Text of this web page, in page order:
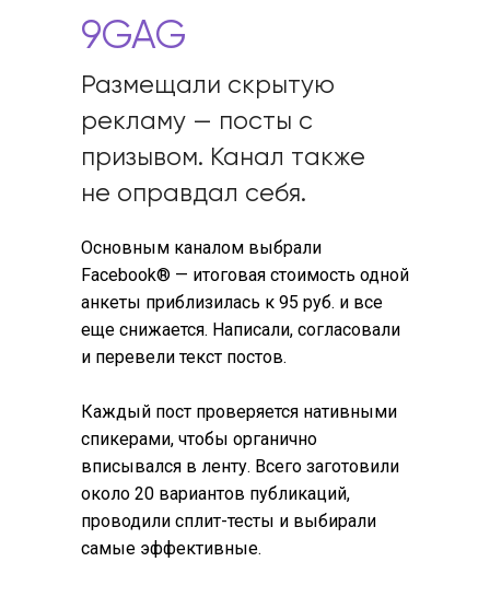
Размещали скрытую
рекламу — посты с
призывом. Канал также
не оправдал себя.
9GAG
Основным каналом выбрали
Facebook® — итоговая стоимость одной
анкеты приблизилась к 95 руб. и все
еще снижается. Написали, согласовали
и перевели текст постов.
Каждый пост проверяется нативными
спикерами, чтобы органично
вписывался в ленту. Всего заготовили
около 20 вариантов публикаций,
проводили сплит-тесты и выбирали
самые эффективные.
Похожие кейсы